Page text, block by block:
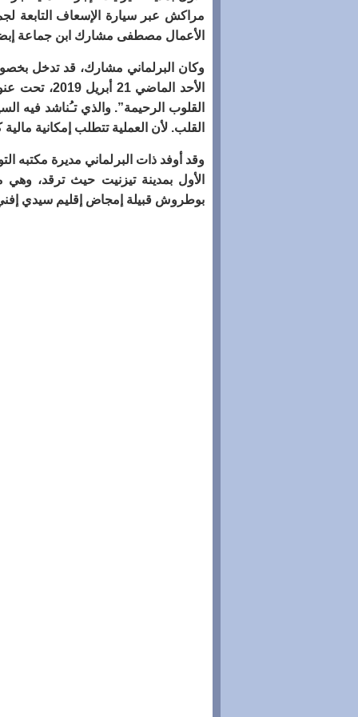
مراكش عبر سيارة الإسعاف التابعة
الأعمال مصطفى مشارك ابن جماعة
وكان البرلماني مشارك، قد تدخل
الأحد
القلوب الرحيمة”. والذي تـُناشد فيه
القلب. لأن العملية تتطلب إمكانية
وقد أوفد ذات البرلماني مديرة مكتبه
بوطروش قبيلة إمجاض إقليم سيدي